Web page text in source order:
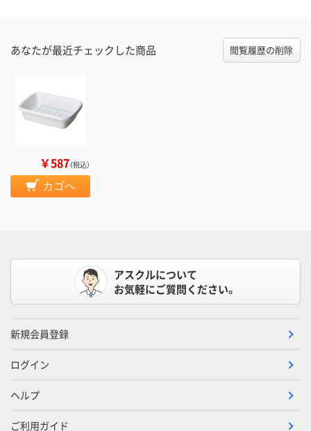
あなたが最近チェックした商品 閲覧履歴の削除
￥587（税込）
カゴへ
アスクルについて
お気軽にご質問ください。
新規会員登録
ログイン
ヘルプ
ご利用ガイド